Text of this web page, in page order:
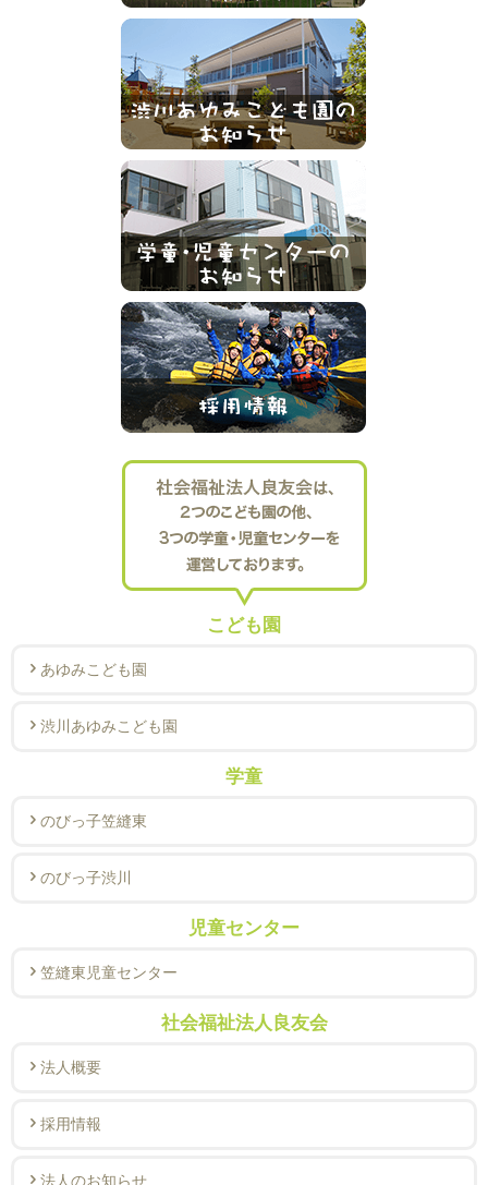
こども園
あゆみこども園
渋川あゆみこども園
学童
のびっ子笠縫東
のびっ子渋川
児童センター
笠縫東児童センター
社会福祉法人良友会
法人概要
採用情報
法人のお知らせ